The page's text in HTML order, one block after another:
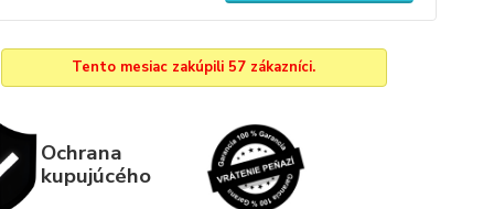
Tento mesiac zakúpili 57 zákazníci.
Ochrana
kupujúcého